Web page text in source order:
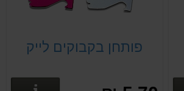
פותחן בקבוקים לייק